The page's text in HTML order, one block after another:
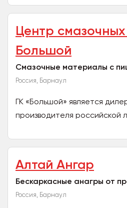
Центр
Большой
Смазочные материалы с
Россия, Барнаул
ГК «Большой» является
производителя российской
сертифицированная...
Алтай Ангар
Бескаркасные анагры от
Россия, Барнаул